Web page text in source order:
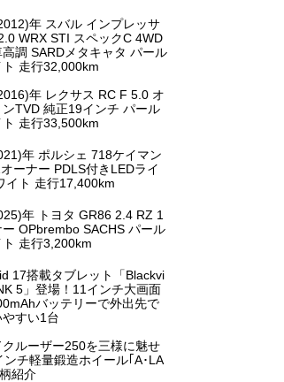
年 スバル インプレッサ
WRX STI スペックC 4WD
高調 SARDメタキャタ パール
ト 走行32,000km
年 レクサス RC F 5.0 オ
ンTVD 純正19インチ パール
ト 走行33,500km
年 ポルシェ 718ケイマン
ーナー PDLS付きLEDライ
イト 走行17,400km
年 トヨタ GR86 2.4 RZ 1
ー OPbrembo SACHS パール
ト 走行3,200km
17搭載タブレット「Blackvi
5」登場！11インチ大画面
バッテリーで外出先で
やすい1台
クルーザー250を三様に魅せ
ンチ軽量鍛造ホイール｢A･LA
紹介